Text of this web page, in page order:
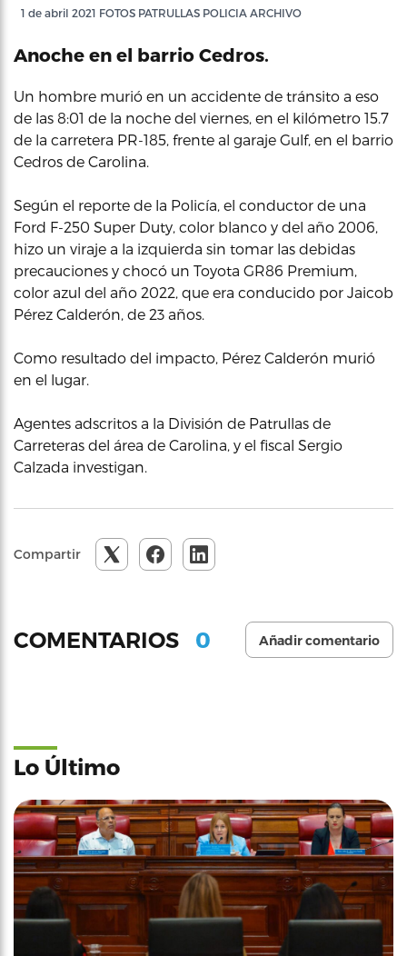
1 de abril 2021 FOTOS PATRULLAS POLICIA ARCHIVO
Anoche en el barrio Cedros.
Un hombre murió en un accidente de tránsito a eso
de las 8:01 de la noche del viernes, en el kilómetro 15.7
de la carretera PR-185, frente al garaje Gulf, en el barrio
Cedros de Carolina.
Según el reporte de la Policía, el conductor de una
Ford F-250 Super Duty, color blanco y del año 2006,
hizo un viraje a la izquierda sin tomar las debidas
precauciones y chocó un Toyota GR86 Premium,
color azul del año 2022, que era conducido por Jaicob
Pérez Calderón, de 23 años.
Como resultado del impacto, Pérez Calderón murió
en el lugar.
Agentes adscritos a la División de Patrullas de
Carreteras del área de Carolina, y el fiscal Sergio
Calzada investigan.
Compartir
COMENTARIOS 0 Añadir comentario
Lo Último